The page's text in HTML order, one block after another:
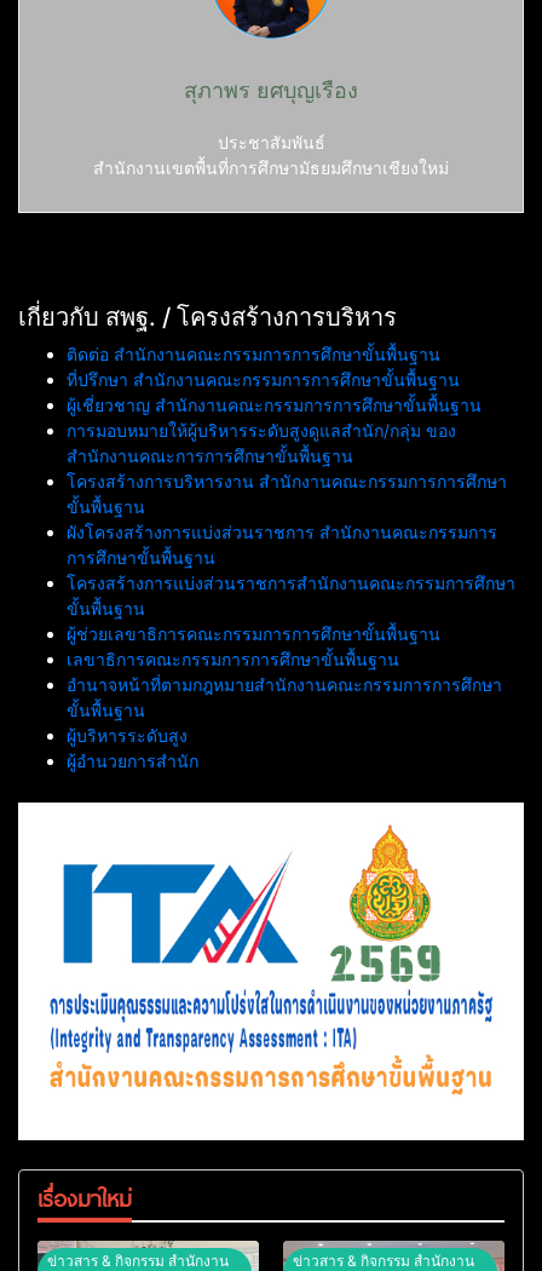
สุภาพร ยศบุญเรือง
ประชาสัมพันธ์
สำนักงานเขตพื้นที่การศึกษามัธยมศึกษาเชียงใหม่
เกี่ยวกับ สพฐ. / โครงสร้างการบริหาร
ติดต่อ สำนักงานคณะกรรมการการศึกษาขั้นพื้นฐาน
ที่ปรึกษา สำนักงานคณะกรรมการการศึกษาขั้นพื้นฐาน
ผู้เชี่ยวชาญ สำนักงานคณะกรรมการการศึกษาขั้นพื้นฐาน
การมอบหมายให้ผู้บริหารระดับสูงดูแลสำนัก/กลุ่ม ของ
สำนักงานคณะการการศึกษาขั้นพื้นฐาน
โครงสร้างการบริหารงาน สำนักงานคณะกรรมการการศึกษา
ขั้นพื้นฐาน
ผังโครงสร้างการแบ่งส่วนราชการ สำนักงานคณะกรรมการ
การศึกษาขั้นพื้นฐาน
โครงสร้างการแบ่งส่วนราชการสำนักงานคณะกรรมการศึกษา
ขั้นพื้นฐาน
ผู้ช่วยเลขาธิการคณะกรรมการการศึกษาขั้นพื้นฐาน
เลขาธิการคณะกรรมการการศึกษาขั้นพื้นฐาน
อำนาจหน้าที่ตามกฎหมายสำนักงานคณะกรรมการการศึกษา
ขั้นพื้นฐาน
ผู้บริหารระดับสูง
ผู้อำนวยการสำนัก
เรื่องมาใหม่
ข่าวสาร & กิจกรรม สำนักงาน
ข่าวสาร & กิจกรรม สำนักงาน